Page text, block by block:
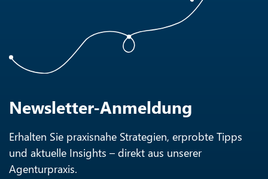
Newsletter-Anmeldung
Erhalten Sie praxisnahe Strategien, erprobte Tipps
und aktuelle Insights – direkt aus unserer
Agenturpraxis.